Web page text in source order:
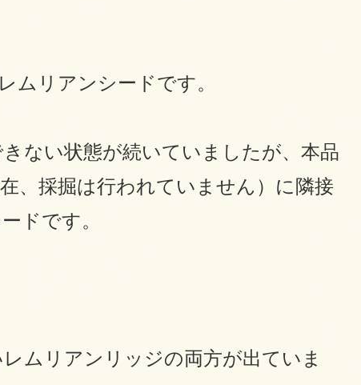
ムリアンシードです。
ない状態が続いていましたが、本品
、採掘は行われていません）に隣接
ドです。
ムリアンリッジの両方が出ていま